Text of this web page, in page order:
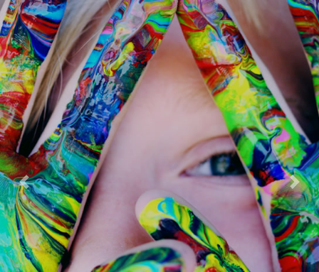
Previous Next